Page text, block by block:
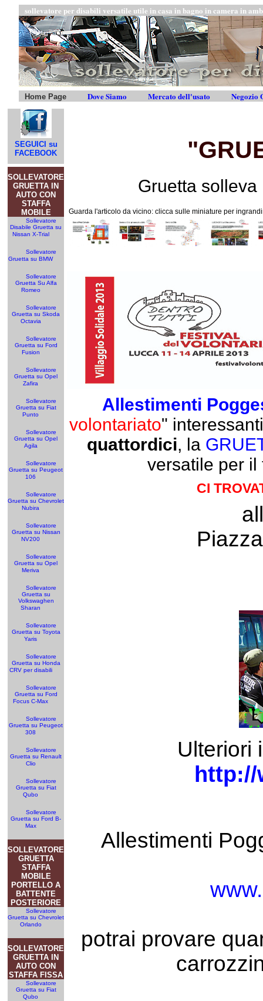
sollevatore per disabili versatile utile in casa in bagno in camera in
Home Page Dove Siamo Mercato dell'usato Negozio
SEGUICI su
FACEBOOK
SOLLEVATORE
GRUETTA IN
AUTO CON
STAFFA
MOBILE
Sollevatore
Disabile Gruetta su
Nissan X-Trial
Sollevatore
Gruetta su BMW
Sollevatore
Gruetta Su Alfa
Romeo
Sollevatore
Gruetta su Skoda
Octavia
Sollevatore
Gruetta su Ford
Fusion
Sollevatore
Gruetta su Opel
Zafira
Sollevatore
Gruetta su Fiat
Punto
Sollevatore
Gruetta su Opel
Agila
Sollevatore
Gruetta su Peugeot
106
Sollevatore
Gruetta su Chevrolet
Nubira
Sollevatore
Gruetta su Nissan
NV200
Sollevatore
Gruetta su Opel
Meriva
Sollevatore
Gruetta su
Volkswaghen
Sharan
Sollevatore
Gruetta su Toyota
Yaris
Sollevatore
Gruetta su Honda
CRV per disabili
Sollevatore
Gruetta su Ford
Focus C-Max
Sollevatore
Gruetta su Peugeot
308
Sollevatore
Gruetta su Renault
Clio
Sollevatore
Gruetta su Fiat
Qubo
Sollevatore
Gruetta su Ford B-
Max
SOLLEVATORE
GRUETTA
STAFFA
MOBILE
PORTELLO A
BATTENTE
POSTERIORE
Sollevatore
Gruetta su Chevrolet
Orlando
SOLLEVATORE
GRUETTA IN
AUTO CON
STAFFA FISSA
Sollevatore
Gruetta su Fiat
Qubo
Gruetta
Guarda l'articolo da vicino: clicca sulle miniature per
Allestimenti
volontariato"
quattordici, la
versatile per il
CI
Ulteriori
Allestimenti
potrai provare